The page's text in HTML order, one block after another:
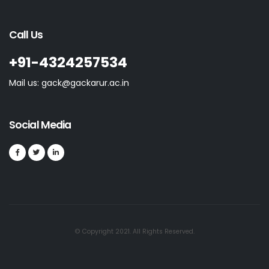
Call Us
+91-4324257534
Mail us: gack@gackarur.ac.in
Social Media
© Copyright 2021. All Rights Reserved.